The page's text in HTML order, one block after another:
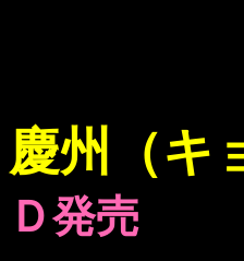
慶州（キ
Ｄ発売